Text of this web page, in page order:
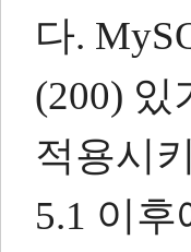
다.
(200) 있
적용시
5.1 이